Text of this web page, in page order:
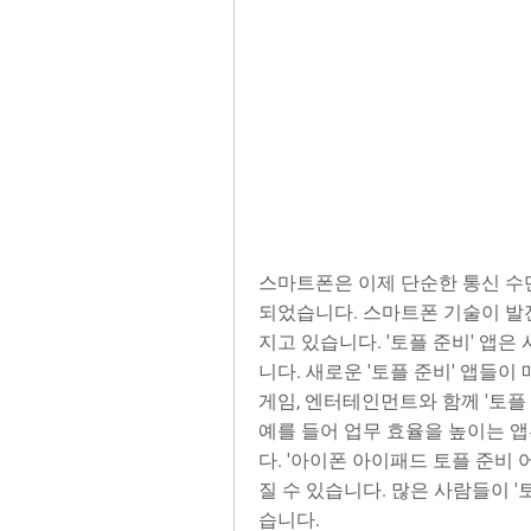
스마트폰은 이제 단순한 통신
되었습니다. 스마트폰 기술이
지고 있습니다. '토플 준비' 앱은
니다. 새로운 '토플 준비' 앱들이
게임, 엔터테인먼트와 함께 '토
예를 들어 업무 효율을 높이는
다. '아이폰 아이패드 토플 준비
질 수 있습니다. 많은 사람들이 '
습니다.